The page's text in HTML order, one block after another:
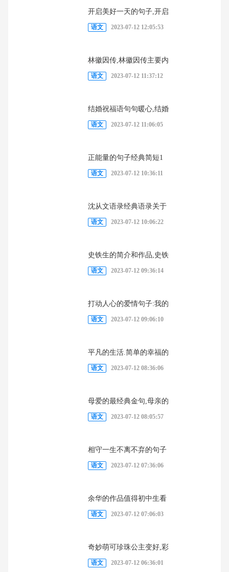
开启美好一天的句子,开启
语文 2023-07-12 12:05:53
林徽因传,林徽因传主要内
语文 2023-07-12 11:37:12
结婚祝福语句句暖心,结婚
语文 2023-07-12 11:06:05
正能量的句子经典简短1
语文 2023-07-12 10:36:11
沈从文语录经典语录关于
语文 2023-07-12 10:06:22
史铁生的简介和作品,史铁
语文 2023-07-12 09:36:14
打动人心的爱情句子:我的
语文 2023-07-12 09:06:10
平凡的生活.简单的幸福的
语文 2023-07-12 08:36:06
母爱的最经典金句,母亲的
语文 2023-07-12 08:05:57
相守一生不离不弃的句子
语文 2023-07-12 07:36:06
余华的作品值得初中生看
语文 2023-07-12 07:06:03
奇妙萌可珍珠公主变好,彩
语文 2023-07-12 06:36:01